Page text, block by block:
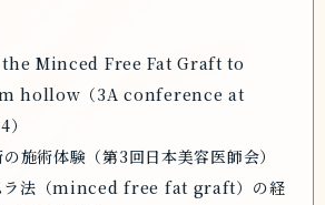
Minced Free Fat Graft to
hollow（3A conference at
施術体験（第3回日本美容医師会）
ラ法（minced free fat graft）の経